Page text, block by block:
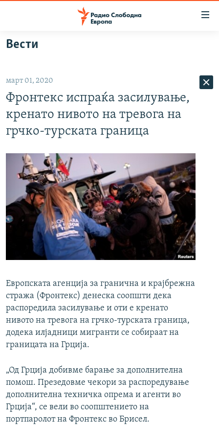
Оди
на
главната
навигација
Премини
на
ВИЗУЕЛНО
ВЕСТИ
ШТО ТРЕБА ДА ЗНАЕТЕ
ПРИЈАВИ СЕ ЗА ЊУЗЛЕТЕР
ПОДКАСТ ЗОШТО?
СЛЕДЕТЕ НЕ
РСЕ веб страници
Вести
март 01, 2020
Фронтекс испраќа засилување,
кренато нивото на тревога на
грчко-турската граница
Европската агенција за гранична и крајбрежна
стража (Фронтекс) денеска соопшти дека
распоредила засилување и оти е кренато
нивото на тревога на грчко-турската граница,
додека илјадници мигранти се собираат на
границата на Грција.
„Од Грција добивме барање за дополнителна
помош. Презедовме чекори за распоредување
дополнителна техничка опрема и агенти во
Грција“, се вели во соопштението на
портпаролот на Фронтекс во Брисел.